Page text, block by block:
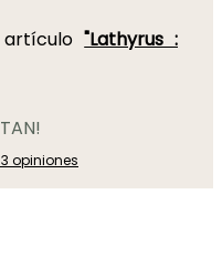
artículo"Lathyrus :
3 opiniones